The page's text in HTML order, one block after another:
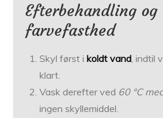
Efterbehandling og
farvefasthed
Skyl først ikoldt vand, indtil
klart.
Vask derefter ved 60 °C
ingen skyllemiddel.